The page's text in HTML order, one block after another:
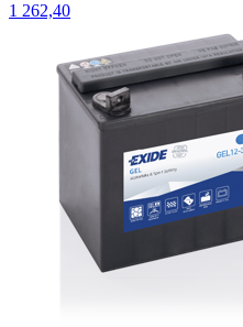
1 262,40